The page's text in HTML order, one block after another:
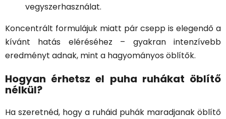
vegyszerhasználat.
Koncentrált formulájuk miatt pár csepp is elegendő a
kívánt hatás eléréséhez – gyakran intenzívebb
eredményt adnak, mint a hagyományos öblítők.
Hogyan érhetsz el puha ruhákat öblítő
nélkül?
Ha szeretnéd, hogy a ruháid puhák maradjanak öblítő